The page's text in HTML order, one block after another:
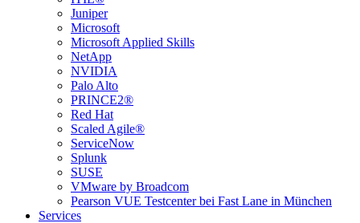
Juniper
Microsoft
Microsoft Applied Skills
NetApp
NVIDIA
Palo Alto
PRINCE2®
Red Hat
Scaled Agile®
ServiceNow
Splunk
SUSE
VMware by Broadcom
Pearson VUE Testcenter bei Fast Lane in München
Services